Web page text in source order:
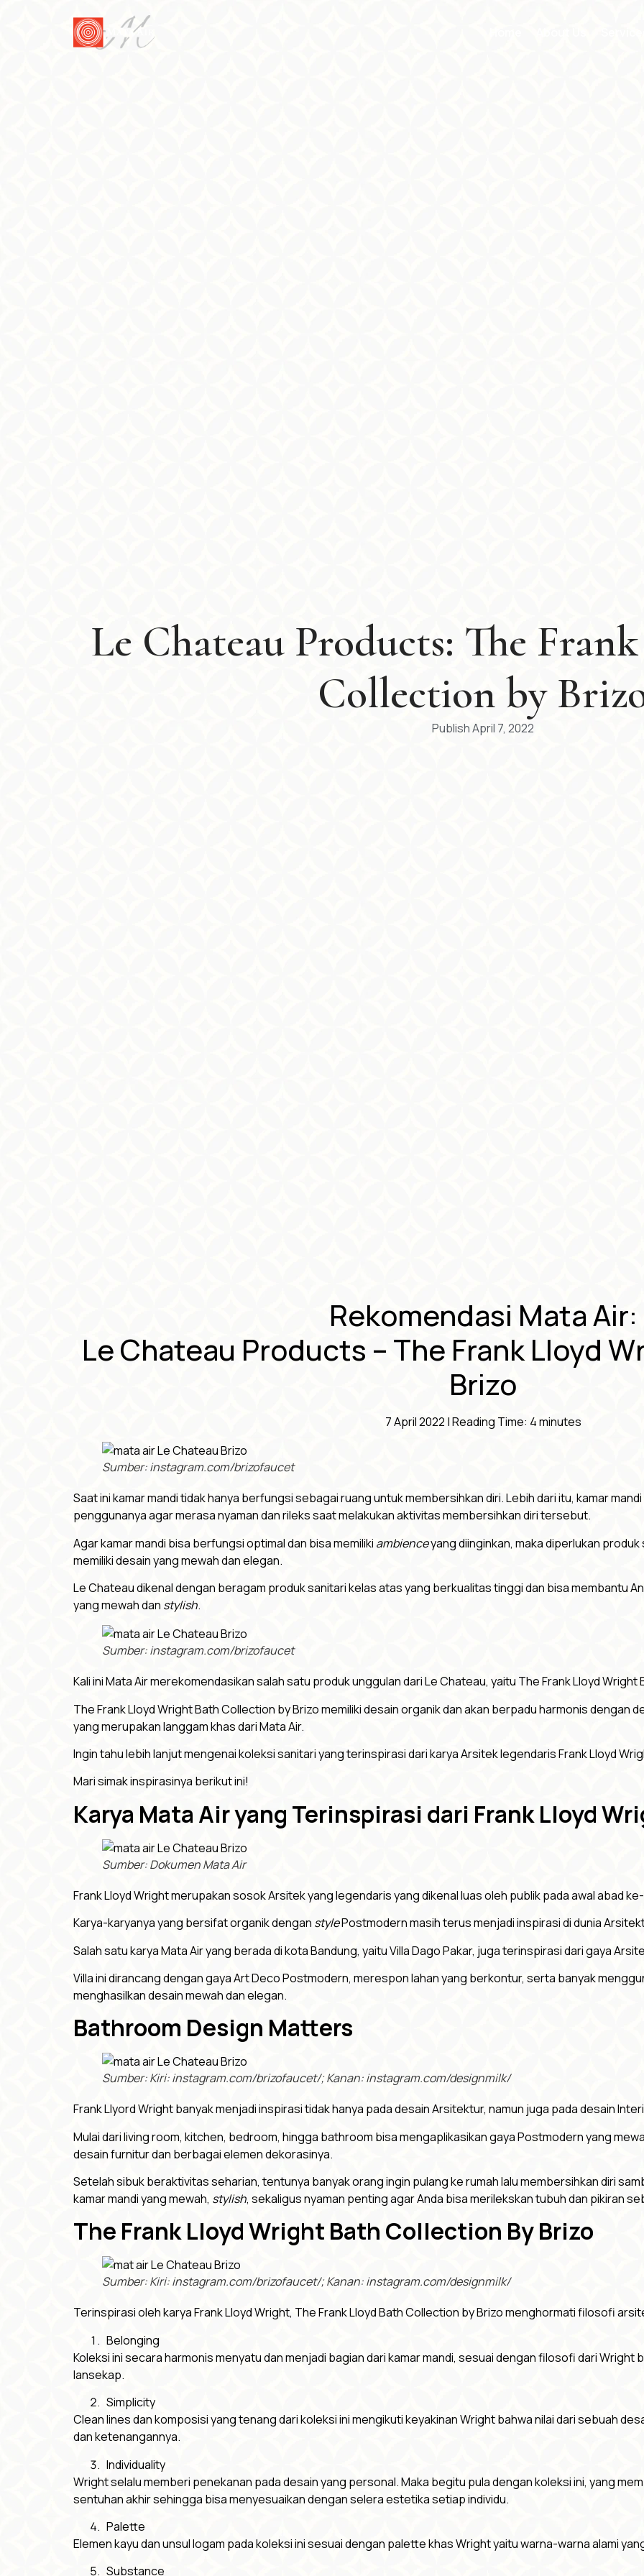
Le Chateau Products: The
Collection by
PublishApril 7, 2022
Rekomendasi Mata Air:
Le Chateau Products – The Frank Lloyd
Brizo
7 April 2022 |Reading Time: 4minutes
Sumber: instagram.com/brizofaucet
Saat ini kamar mandi tidak hanya berfungsi sebagai ruang untuk membersihkan diri. Lebih dari itu, kamar
penggunanya agar merasa nyaman dan rileks saat melakukan aktivitas membersihkan diri tersebut.
Agar kamar mandi bisa berfungsi optimal dan bisa memiliki ambienceyang diinginkan, maka diperlukan
memiliki desain yang mewah dan elegan.
Le Chateau dikenal dengan beragam produk sanitari kelas atas yang berkualitas tinggi dan bisa membantu
yang mewah dan stylish.
Sumber: instagram.com/brizofaucet
Kali ini Mata Air merekomendasikan salah satu produk unggulan dari Le Chateau, yaitu The Frank Lloyd
The Frank Lloyd Wright Bath Collection by Brizo memiliki desain organik dan akan berpadu harmonis dengan
yang merupakan langgam khas dari Mata Air.
Ingin tahu lebih lanjut mengenai koleksi sanitari yang terinspirasi dari karya Arsitek legendaris Frank Lloyd
Mari simak inspirasinya berikut ini!
Karya Mata Air yang Terinspirasi dari Frank Lloyd
Sumber: Dokumen Mata Air
Frank Lloyd Wright merupakan sosok Arsitek yang legendaris yang dikenal luas oleh publik pada awal abad
Karya-karyanya yang bersifat organik dengan stylePostmodern masih terus menjadi inspirasi di dunia
Salah satu karya Mata Air yang berada di kota Bandung, yaitu Villa Dago Pakar, juga terinspirasi dari gaya
Villa ini dirancang dengan gaya Art Deco Postmodern, merespon lahan yang berkontur, serta banyak
menghasilkan desain mewah dan elegan.
Bathroom Design Matters
Sumber: Kiri: instagram.com/brizofaucet/; Kanan: instagram.com/designmilk/
Frank Llyord Wright banyak menjadi inspirasi tidak hanya pada desain Arsitektur, namun juga pada desain
Mulai dari living room, kitchen, bedroom, hingga bathroom bisa mengaplikasikan gaya Postmodern yang
desain furnitur dan berbagai elemen dekorasinya.
Setelah sibuk beraktivitas seharian, tentunya banyak orang ingin pulang ke rumah lalu membersihkan diri
kamar mandi yang mewah, stylish, sekaligus nyaman penting agar Anda bisa merilekskan tubuh dan pikiran
The Frank Lloyd Wright Bath Collection By Brizo
Sumber: Kiri: instagram.com/brizofaucet/; Kanan: instagram.com/designmilk/
Terinspirasi oleh karya Frank Lloyd Wright, The Frank Lloyd Bath Collection by Brizo menghormati filosofi
Belonging
Koleksi ini secara harmonis menyatu dan menjadi bagian dari kamar mandi, sesuai dengan filosofi dari
lansekap.
Simplicity
Clean lines dan komposisi yang tenang dari koleksi ini mengikuti keyakinan Wright bahwa nilai dari sebuah
dan ketenangannya.
Individuality
Wright selalu memberi penekanan pada desain yang personal. Maka begitu pula dengan koleksi ini, yang
sentuhan akhir sehingga bisa menyesuaikan dengan selera estetika setiap individu.
Palette
Elemen kayu dan unsul logam pada koleksi ini sesuai dengan palette khas Wright yaitu warna-warna alami
Substance